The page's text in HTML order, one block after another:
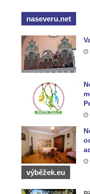
naseveru.net
výběžek.eu